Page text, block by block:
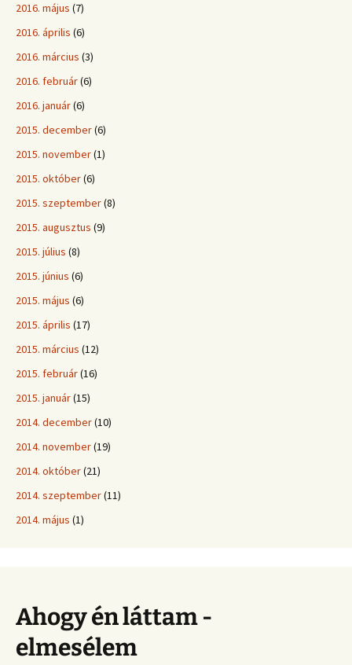
2016. május (7)
2016. április (6)
2016. március (3)
2016. február(6)
2016. január(6)
2015. december(6)
2015. november(1)
2015. október(6)
2015. szeptember(8)
2015. augusztus (9)
2015. július (8)
2015. június (6)
2015. május (6)
2015. április (17)
2015. március (12)
2015. február(16)
2015. január(15)
2014. december(10)
2014. november(19)
2014. október(21)
2014. szeptember(11)
2014. május (1)
Ahogy én láttam -
elmesélem